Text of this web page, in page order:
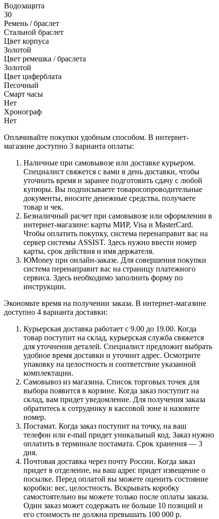
Водозащита
30
Ремень / браслет
Стальной браслет
Цвет корпуса
Золотой
Цвет ремешка / браслета
Золотой
Цвет циферблата
Песочный
Смарт часы
Нет
Хронограф
Нет
Оплачивайте покупки удобным способом. В интернет-
магазине доступно 3 варианта оплаты:
Наличные при самовывозе или доставке курьером.
Специалист свяжется с вами в день доставки, чтобы
уточнить время и заранее подготовить сдачу с любой
купюры. Вы подписываете товаросопроводительные
документы, вносите денежные средства, получаете
товар и чек.
Безналичный расчет при самовывозе или оформлении в
интернет-магазине: карты МИР, Visa и MasterCard.
Чтобы оплатить покупку, система перенаправит вас на
сервер системы ASSIST. Здесь нужно ввести номер
карты, срок действия и имя держателя.
ЮMoney при онлайн-заказе. Для совершения покупки
система перенаправит вас на страницу платежного
сервиса. Здесь необходимо заполнить форму по
инструкции.
Экономьте время на получении заказа. В интернет-магазине
доступно 4 варианта доставки:
Курьерская доставка работает с 9.00 до 19.00. Когда
товар поступит на склад, курьерская служба свяжется
для уточнения деталей. Специалист предложит выбрать
удобное время доставки и уточнит адрес. Осмотрите
упаковку на целостность и соответствие указанной
комплектации.
Самовывоз из магазина. Список торговых точек для
выбора появится в корзине. Когда заказ поступит на
склад, вам придет уведомление. Для получения заказа
обратитесь к сотруднику в кассовой зоне и назовите
номер.
Постамат. Когда заказ поступит на точку, на ваш
телефон или e-mail придет уникальный код. Заказ нужно
оплатить в терминале постамата. Срок хранения — 3
дня.
Почтовая доставка через почту России. Когда заказ
придет в отделение, на ваш адрес придет извещение о
посылке. Перед оплатой вы можете оценить состояние
коробки: вес, целостность. Вскрывать коробку
самостоятельно вы можете только после оплаты заказа.
Один заказ может содержать не больше 10 позиций и
его стоимость не должна превышать 100 000 р.